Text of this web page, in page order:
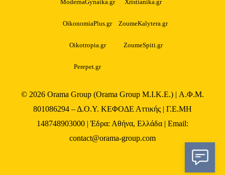
ModernaGynaika.gr Xristianika.gr
OikonomiaPlus.gr ZoumeKalytera.gr
Oikotropia.gr ZoumeSpiti.gr
Perepet.gr
© 2026 Orama Group (Orama Group Μ.Ι.Κ.Ε.) | Α.Φ.Μ.
801086294 – Δ.Ο.Υ. ΚΕΦΟΔΕ Αττικής | Γ.Ε.ΜΗ
148748903000 | Έδρα: Αθήνα, Ελλάδα | Email:
contact@orama-group.com